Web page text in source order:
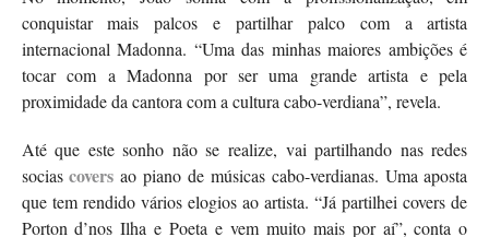
conquistar mais palcos e partilhar palco com a artista
internacional Madonna. “Uma das minhas maiores ambições é
tocar com a Madonna por ser uma grande artista e pela
proximidade da cantora com a cultura cabo-verdiana”, revela.
Até que este sonho não se realize, vai partilhando nas redes
sociascovers ao piano de músicas cabo-verdianas. Uma aposta
que tem rendido vários elogios ao artista. “Já partilhei covers de
Porton d’nos Ilha e Poeta e vem muito mais por aí”, conta o